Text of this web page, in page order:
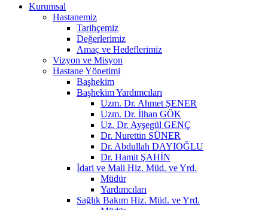
Kurumsal
Hastanemiz
Tarihçemiz
Değerlerimiz
Amaç ve Hedeflerimiz
Vizyon ve Misyon
Hastane Yönetimi
Başhekim
Başhekim Yardımcıları
Uzm. Dr. Ahmet ŞENER
Uzm. Dr. İlhan GÖK
Uz. Dr. Ayşegül GENÇ
Dr. Nurettin SÜNER
Dr. Abdullah DAYIOĞLU
Dr. Hamit ŞAHİN
İdari ve Mali Hiz. Müd. ve Yrd.
Müdür
Yardımcıları
Sağlık Bakım Hiz. Müd. ve Yrd.